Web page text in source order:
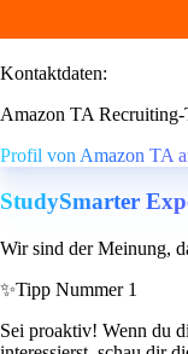
Kontaktdaten:
Amazon TA Recruiting-
Profil von Amazon TA
StudySmarter
Wir sind der Meinung,
✨Tipp Nummer 1
Sei proaktiv! Wenn du